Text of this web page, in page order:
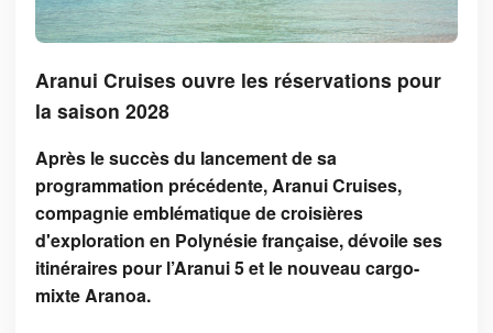
Aranui Cruises ouvre les réservations pour
la saison 2028
Après le succès du lancement de sa
programmation précédente, Aranui Cruises,
compagnie emblématique de croisières
d'exploration en Polynésie française, dévoile ses
itinéraires pour l’Aranui 5 et le nouveau cargo-
mixte Aranoa.